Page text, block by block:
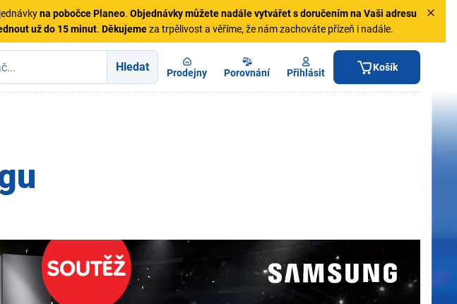
na pobočce Planeo. Objednávkymůžete nadále vytvářet s doručením na Vaši adresu
už do 15 minut. Děkujemeza trpělivost a věříme, že nám zachováte přízeň i nadále.
Hledat Prodejny Porovnání Přihlásit Košík